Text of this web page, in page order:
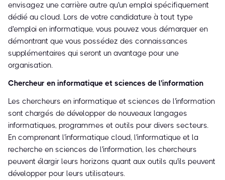
envisagez une carrière autre qu'un emploi spécifiquement
dédié au cloud. Lors de votre candidature à tout type
d'emploi en informatique, vous pouvez vous démarquer en
démontrant que vous possédez des connaissances
supplémentaires qui seront un avantage pour une
organisation.
Chercheur en informatique et sciences de l'information
Les chercheurs en informatique et sciences de l'information
sont chargés de développer de nouveaux langages
informatiques, programmes et outils pour divers secteurs.
En comprenant l'informatique cloud, l'informatique et la
recherche en sciences de l'information, les chercheurs
peuvent élargir leurs horizons quant aux outils qu'ils peuvent
développer pour leurs utilisateurs.